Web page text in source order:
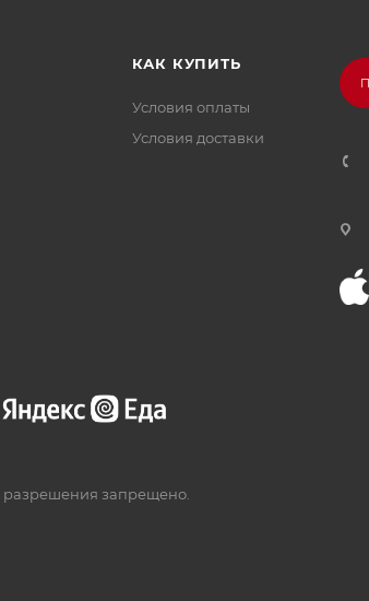
КАК КУПИТЬ
Условия оплаты
Условия доставки
разрешения запрещено.